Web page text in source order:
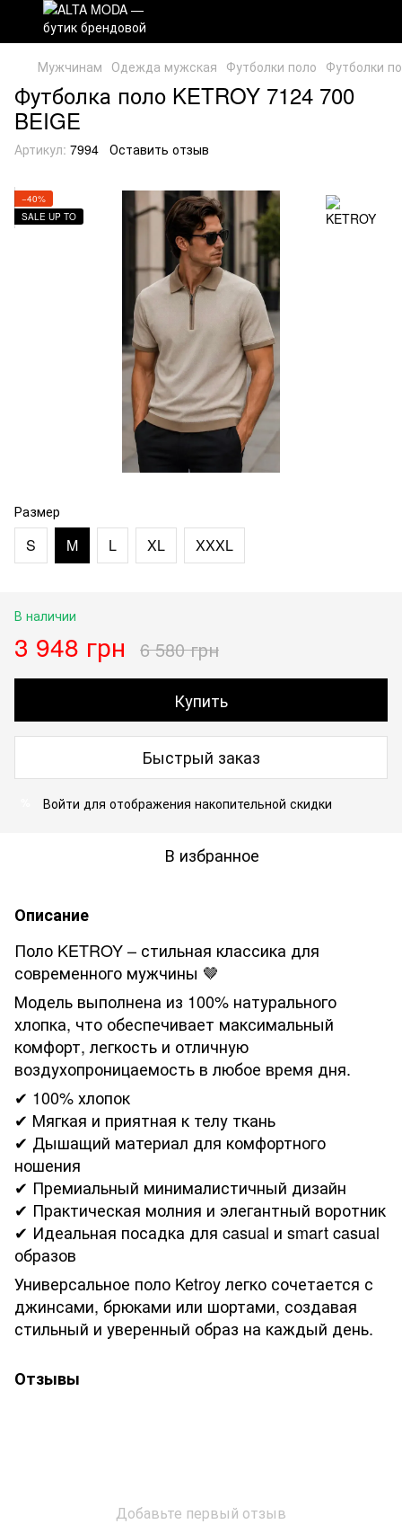
Мужчинам Одежда мужская Футболки поло Футболки
Футболка поло KETROY 7124 700
BEIGE
Артикул: 7994 Оставить отзыв
−40%
SALE UP TO
Размер
S M L XL XXXL
В наличии
3 948 грн 6 580 грн
Купить
Быстрый заказ
Войти для отображения накопительной скидки
В избранное
Описание
Поло KETROY – стильная классика для
современного мужчины 🤎
Модель выполнена из 100% натурального
хлопка, что обеспечивает максимальный
комфорт, легкость и отличную
воздухопроницаемость в любое время дня.
✔ 100% хлопок
✔ Мягкая и приятная к телу ткань
✔ Дышащий материал для комфортного
ношения
✔ Премиальный минималистичный дизайн
✔ Практическая молния и элегантный воротник
✔ Идеальная посадка для casual и smart casual
образов
Универсальное поло Ketroy легко сочетается с
джинсами, брюками или шортами, создавая
стильный и уверенный образ на каждый день.
Отзывы
Добавьте первый отзыв